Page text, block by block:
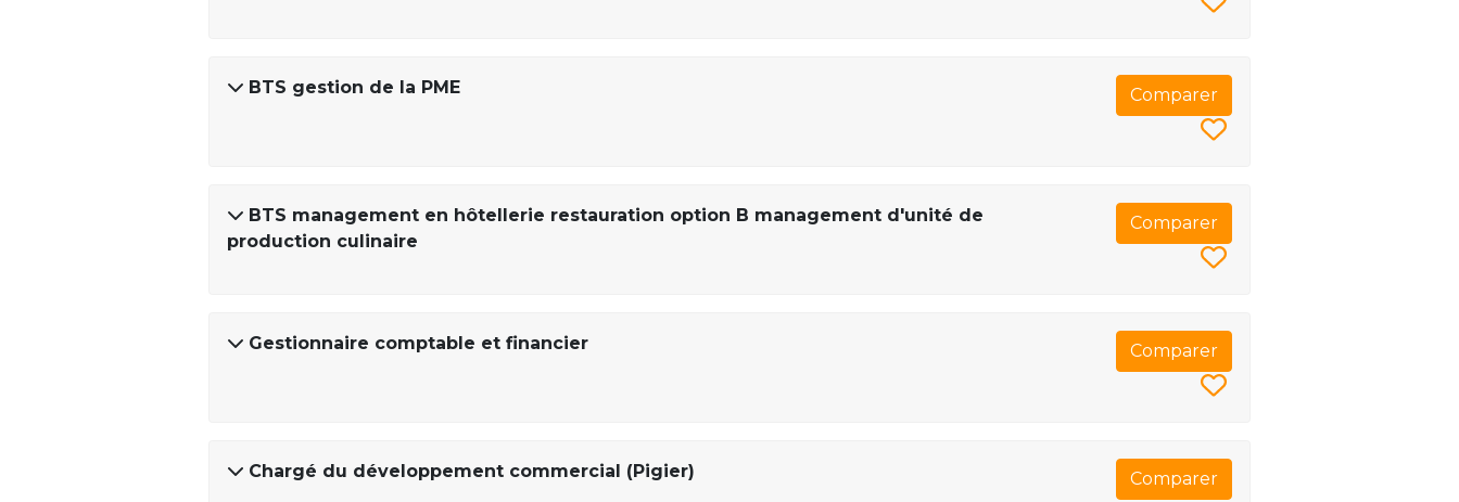
BTS gestion de la PME Comparer
BTS management en hôtellerie restauration option B management d'unité de
production culinaire
Comparer
Gestionnaire comptable et financier Comparer
Chargé du développement commercial (Pigier) Comparer